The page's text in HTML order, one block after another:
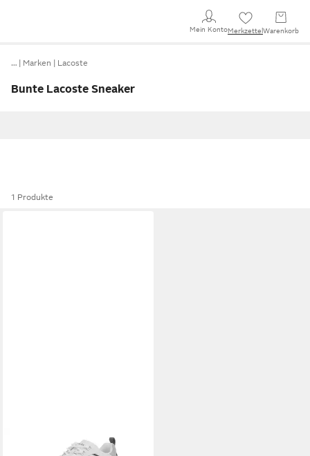
Mein KontoMerkzettel Warenkorb
… Marken Lacoste
Bunte Lacoste Sneaker
1 Produkte